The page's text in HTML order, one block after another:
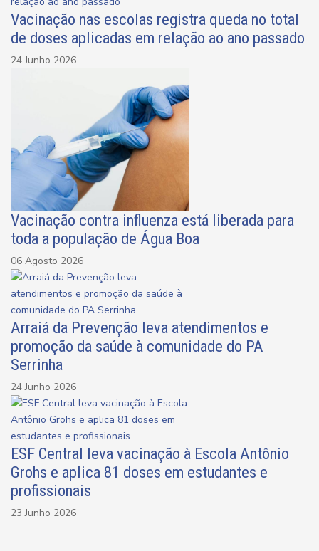
Vacinação nas escolas registra queda no total
de doses aplicadas em relação ao ano passado
24 Junho 2026
Vacinação contra influenza está liberada para
toda a população de Água Boa
06 Agosto 2026
Arraiá da Prevenção leva atendimentos e
promoção da saúde à comunidade do PA
Serrinha
24 Junho 2026
ESF Central leva vacinação à Escola Antônio
Grohs e aplica 81 doses em estudantes e
profissionais
23 Junho 2026